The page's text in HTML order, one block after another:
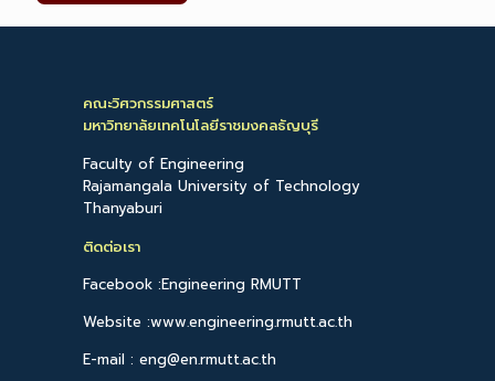
คณะวิศวกรรมศาสตร์
มหาวิทยาลัยเทคโนโลยีราชมงคลธัญบุรี
Faculty of Engineering
Rajamangala University of Technology
Thanyaburi
ติดต่อเรา
Facebook :Engineering RMUTT
Website :www.engineering.rmutt.ac.th
E-mail : eng@en.rmutt.ac.th